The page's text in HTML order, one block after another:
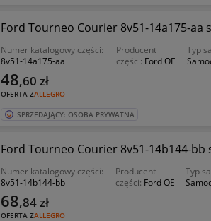
Ford Tourneo Courier 8v51-14a175-aa
Numer katalogowy części:
8v51-14a175-aa
Producent
części: Ford OE
Typ
OFERTA ZALLEGRO
48,60 zł
SPRZEDAJĄCY: OSOBA PRYWATNA
Ford Tourneo Courier 8v51-14b144-bb
Numer katalogowy części:
8v51-14b144-bb
Producent
części: Ford OE
Typ
OFERTA ZALLEGRO
68,84zł